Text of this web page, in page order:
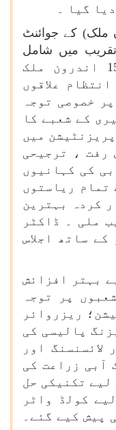
گیا ۔
ملک) کے جوائنٹ
میں شامل
معززین کا خیرمقدم کیا اور 15 اندرون ملک
علاقوں
خصوصی توجہ
کے شعبے کا
میں
رفت ، ترجیحی
کی کہانیوں
تمام ریاستوں
کردہ بہترین
ملی ۔ ڈاکٹر
ساتھ اجلاس
بہتر افزائش
پر توجہ
ریزروائر
پالیسی کی
اور
آبی زراعت کی
لیے تکنیکی حل
کولڈ واٹر
پیش کیے گئے۔